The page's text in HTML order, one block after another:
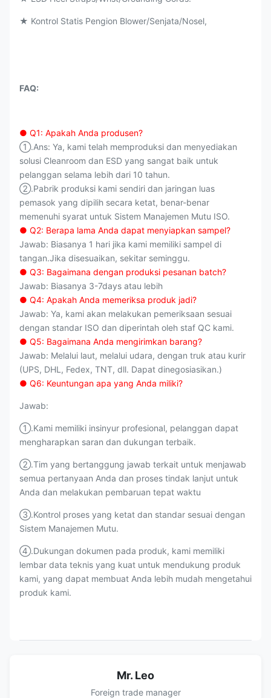
★ Kontrol Statis Pengion Blower/Senjata/Nosel,
FAQ:
● Q1: Apakah Anda produsen?
①.Ans: Ya, kami telah memproduksi dan menyediakan
solusi Cleanroom dan ESD yang sangat baik untuk
pelanggan selama lebih dari 10 tahun.
②.Pabrik produksi kami sendiri dan jaringan luas
pemasok yang dipilih secara ketat, benar-benar
memenuhi syarat untuk Sistem Manajemen Mutu ISO.
● Q2: Berapa lama Anda dapat menyiapkan sampel?
Jawab: Biasanya 1 hari jika kami memiliki sampel di
tangan.Jika disesuaikan, sekitar seminggu.
● Q3: Bagaimana dengan produksi pesanan batch?
Jawab: Biasanya 3-7days atau lebih
● Q4: Apakah Anda memeriksa produk jadi?
Jawab: Ya, kami akan melakukan pemeriksaan sesuai
dengan standar ISO dan diperintah oleh staf QC kami.
● Q5: Bagaimana Anda mengirimkan barang?
Jawab: Melalui laut, melalui udara, dengan truk atau kurir
(UPS, DHL, Fedex, TNT, dll. Dapat dinegosiasikan.)
● Q6: Keuntungan apa yang Anda miliki?
Jawab:
①.Kami memiliki insinyur profesional, pelanggan dapat
mengharapkan saran dan dukungan terbaik.
②.Tim yang bertanggung jawab terkait untuk menjawab
semua pertanyaan Anda dan proses tindak lanjut untuk
Anda dan melakukan pembaruan tepat waktu
③.Kontrol proses yang ketat dan standar sesuai dengan
Sistem Manajemen Mutu.
④.Dukungan dokumen pada produk, kami memiliki
lembar data teknis yang kuat untuk mendukung produk
kami, yang dapat membuat Anda lebih mudah mengetahui
produk kami.
Mr. Leo
Foreign trade manager